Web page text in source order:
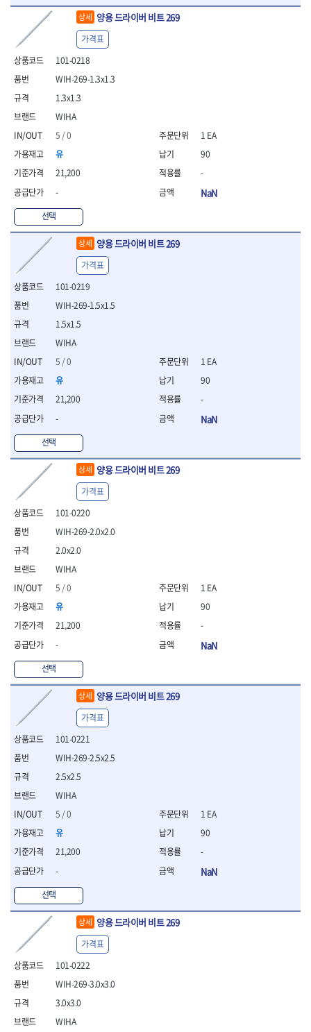
- 편구스패너
- 플라이어
- 롱노우즈
- 스냅링플라이어
- 그룹조인트플라이어
- 케이블커터
- 바이스플라이어
- 옵셋렌치
- 공구함세트
- 콤비네이션렌치
- 라쳇콤비네이션렌치
- 라쳇옵셋렌치
- 콤비네이션렌치세트
- 플레어너트렌치
- 양구스패너세트
- 옵셋렌치세트
- 라쳇콤비네이션렌치세
- 라쳇콤비네이션세트
- 라쳇렌치
- 함마렌치
- 미니라쳇세트
- 기타
- 라쳇 드라이버
- 스피드렌치
- 모터렌치
- 함마스패너
절연.전설.방폭공구
- 절연옵셋렌치
- 절연드라이버
- 절연스패너
- 절연T렌치
- 절연소켓
- 절연별소켓
- 절연별비트소켓
- 절연육각비트소켓
- 절연토크렌치
- 절연콤비네이션렌치
- 절연링렌치
- 절연플라이어
- 절연전공칼
- 절연안전모
- 절연매트
- 방폭소켓
- 방폭콤비네이션렌치
- 방폭함마스패너
- 절연일자드라이버
- 절연드라이버세트
- 스트리퍼
- 라쳇케이블커터
- 자동스트리퍼
- 케이블스트리퍼
- 절연공구세트
- 절연비트홀다드라이버
- 방폭망치
- 절연L렌치
상세 양용 드라이버 비트 269
101-0218
WIHA
5 / 0
유
21,200
-
선택
WIH-269-1.3x1.3
1.3x1.3
가격표
1 EA
90
-
NaN
상세 양용 드라이버 비트 269
101-0219
WIHA
5 / 0
유
21,200
-
선택
WIH-269-1.5x1.5
1.5x1.5
가격표
1 EA
90
-
NaN
상세 양용 드라이버 비트 269
101-0220
WIHA
5 / 0
유
21,200
-
선택
WIH-269-2.0x2.0
2.0x2.0
가격표
1 EA
90
-
NaN
상세 양용 드라이버 비트 269
101-0221
WIHA
5 / 0
유
21,200
-
선택
WIH-269-2.5x2.5
2.5x2.5
가격표
1 EA
90
-
NaN
상세 양용 드라이버 비트 269
101-0222
WIHA
WIH-269-3.0x3.0
3.0x3.0
가격표